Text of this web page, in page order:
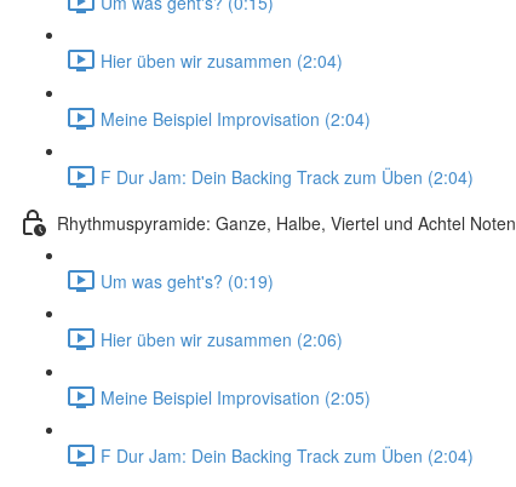
Hier üben wir zusammen (2:04)
Meine Beispiel Improvisation (2:04)
F Dur Jam: Dein Backing Track zum Üben (2:04)
Rhythmuspyramide: Ganze, Halbe, Viertel und Achtel Noten
Um was geht's? (0:19)
Hier üben wir zusammen (2:06)
Meine Beispiel Improvisation (2:05)
F Dur Jam: Dein Backing Track zum Üben (2:04)